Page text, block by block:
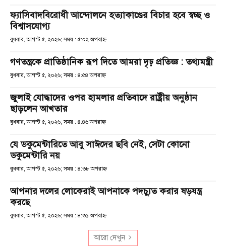
ফ্যাসিবাদবিরোধী আন্দোলনে হত্যাকাণ্ডের বিচার হবে স্বচ্ছ ও
বিশ্বাসযোগ্য
বুধবার, আগস্ট ৫, ২০২৬; সময় : ৫:০২ অপরাহ্ণ
গণতন্ত্রকে প্রাতিষ্ঠানিক রূপ দিতে আমরা দৃঢ় প্রতিজ্ঞ : তথ্যমন্ত্রী
বুধবার, আগস্ট ৫, ২০২৬; সময় : ৪:৫৪ অপরাহ্ণ
জুলাই যোদ্ধাদের ওপর হামলার প্রতিবাদে রাষ্ট্রীয় অনুষ্ঠান
ছাড়লেন আখতার
বুধবার, আগস্ট ৫, ২০২৬; সময় : ৪:৪৬ অপরাহ্ণ
যে ডকুমেন্টারিতে আবু সাঈদের ছবি নেই, সেটা কোনো
ডকুমেন্টারি নয়
বুধবার, আগস্ট ৫, ২০২৬; সময় : ৪:৩৮ অপরাহ্ণ
আপনার দলের লোকেরাই আপনাকে পদচ্যুত করার ষড়যন্ত্র
করছে
বুধবার, আগস্ট ৫, ২০২৬; সময় : ৪:৩১ অপরাহ্ণ
আরো দেখুন